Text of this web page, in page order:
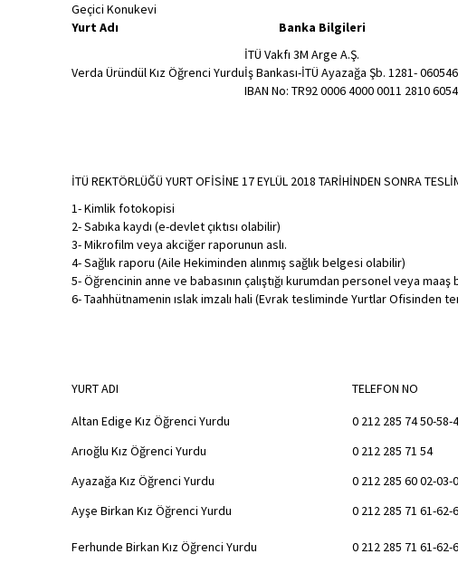
Geçici Konukevi
Yurt Adı Banka Bilgileri
Verda Üründül Kız Öğrenci Yurdu
İTÜ Vakfı 3M Arge A.Ş.
İş Bankası-İTÜ Ayazağa Şb. 1281-
IBAN No: TR92 0006 4000 0011 2810
İTÜ REKTÖRLÜĞÜ YURT OFİSİNE 17 EYLÜL 2018 TARİHİNDEN SONRA
1- Kimlik fotokopisi
2- Sabıka kaydı (e-devlet çıktısı olabilir)
3- Mikrofilm veya akciğer raporunun aslı.
4- Sağlık raporu (Aile Hekiminden alınmış sağlık belgesi olabilir)
5- Öğrencinin anne ve babasının çalıştığı kurumdan personel veya maaş
6- Taahhütnamenin ıslak imzalı hali (Evrak tesliminde Yurtlar Ofisinden
YURT ADI TELEFON NO
Altan Edige Kız Öğrenci Yurdu
0 212 285 74 50-58-
Arıoğlu Kız Öğrenci Yurdu
0 212 285 71 54
Ayazağa Kız Öğrenci Yurdu
0 212 285 60 02-03-
Ayşe Birkan Kız Öğrenci Yurdu
0 212 285 71 61-62-
Ferhunde Birkan Kız Öğrenci Yurdu 0 212 285 71 61-62-